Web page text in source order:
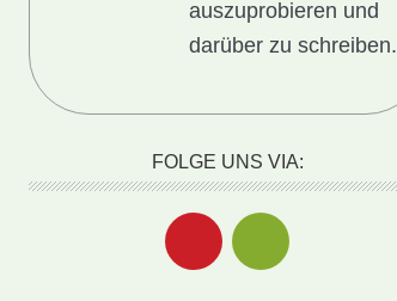
auszuprobieren und
darüber zu schreiben.
FOLGE UNS VIA: